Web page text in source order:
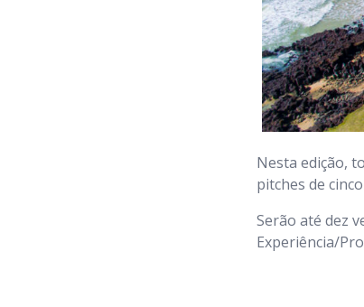
Nesta edição,
pitches de
Serão até dez
Experiência/